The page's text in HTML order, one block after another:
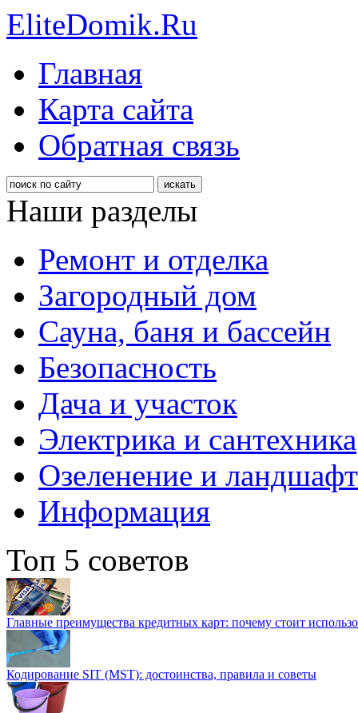
EliteDomik.Ru
Главная
Карта сайта
Обратная связь
Наши разделы
Ремонт и отделка
Загородный дом
Сауна, баня и бассейн
Безопасность
Дача и участок
Электрика и сантехника
Озеленение и
Информация
Топ 5 советов
Главные преимущества кредитных карт: почему стоит
Кодирование SIT (MST): достоинства, правила и советы